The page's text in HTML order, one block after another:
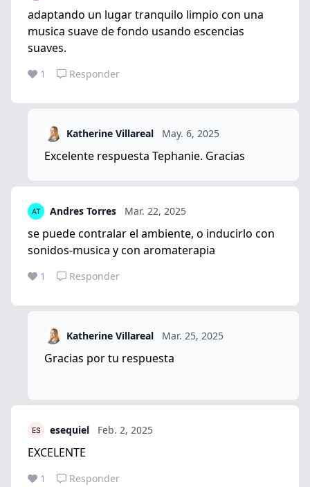
adaptando un lugar tranquilo limpio con una
musica suave de fondo usando escencias
suaves.
1 Responder
Katherine Villareal May. 6, 2025
Excelente respuesta Tephanie. Gracias
Andres Torres Mar. 22, 2025
se puede contralar el ambiente, o inducirlo con
sonidos-musica y con aromaterapia
1 Responder
Katherine Villareal Mar. 25, 2025
Gracias por tu respuesta
esequiel Feb. 2, 2025
EXCELENTE
1 Responder